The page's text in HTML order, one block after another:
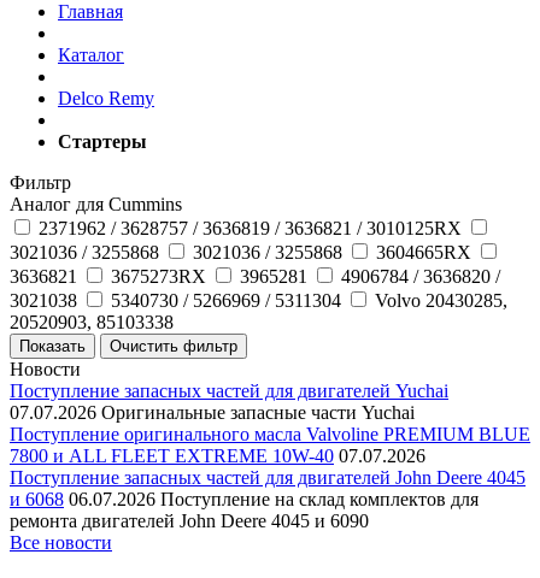
Главная
Каталог
Delco Remy
Стартеры
Фильтр
Аналог для Cummins
2371962 / 3628757 / 3636819 / 3636821 / 3010125RX
3021036 / 3255868
3021036 / ­3255868
3604665RX
3636821
3675273RX 3965281
4906784 / 3636820 /
3021038
5340730 / 5266969 / 5311304
Volvo 20430285,
20520903, 85103338
Новости
Поступление запасных частей для двигателей Yuchai
07.07.2026 Оригинальные запасные части Yuchai
Поступление оригинального масла Valvoline PREMIUM BLUE
7800 и ALL FLEET EXTREME 10W-40 07.07.2026
Поступление запасных частей для двигателей John Deere 4045
и 6068 06.07.2026 Поступление на склад комплектов для
ремонта двигателей John Deere 4045 и 6090
Все новости